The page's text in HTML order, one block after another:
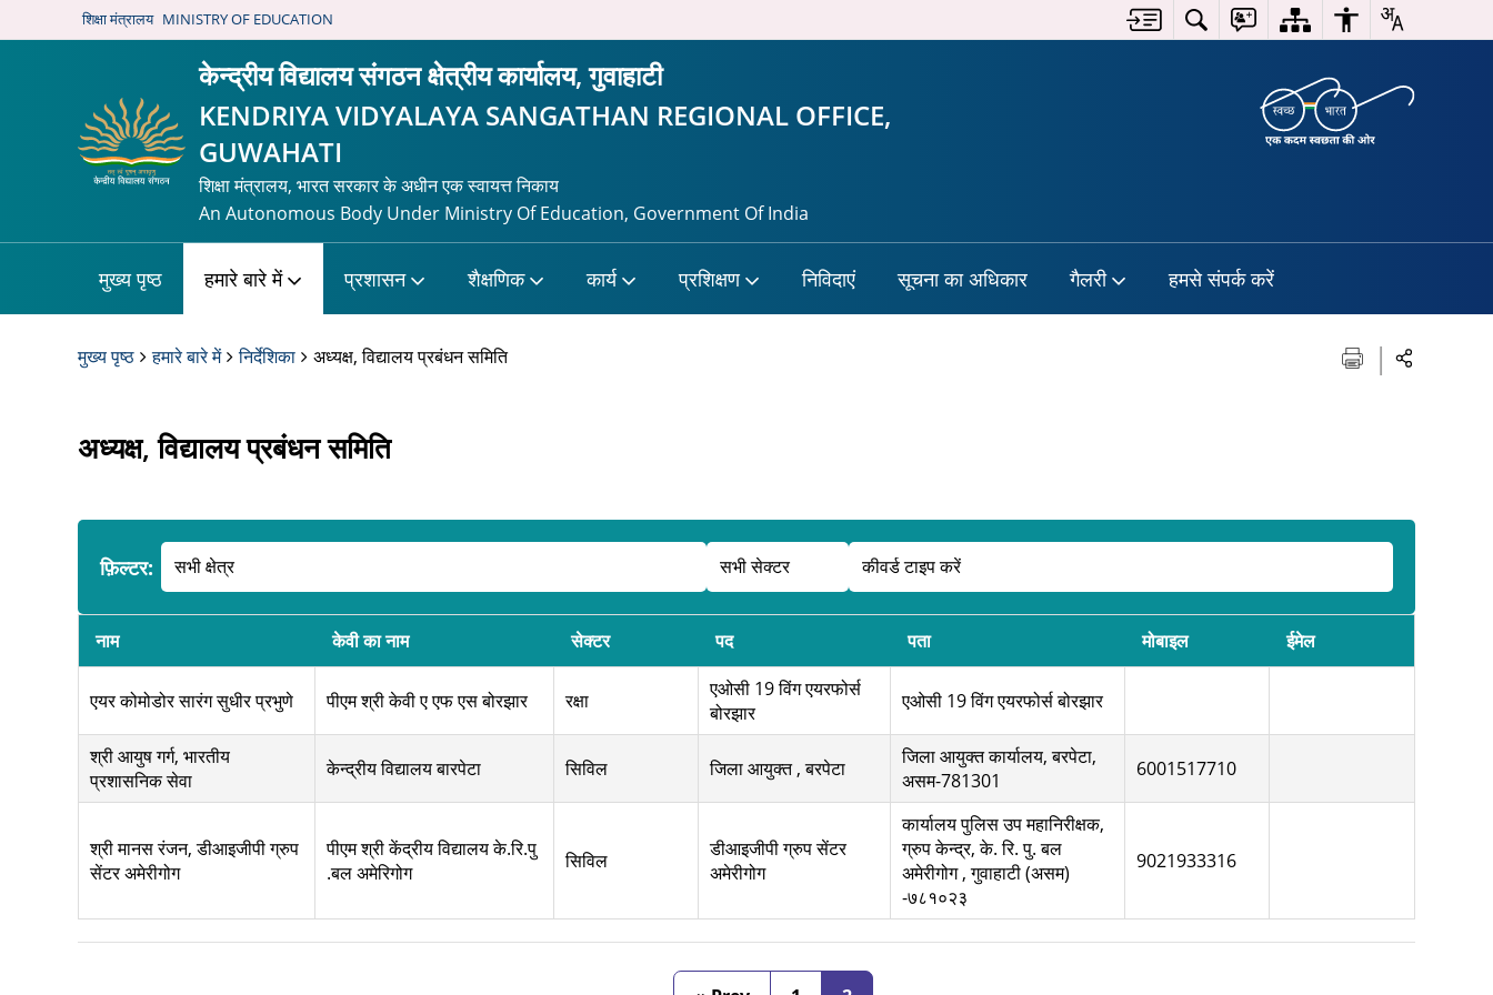
शिक्षा मंत्रालय MINISTRY OF EDUCATION
केन्द्रीय विद्यालय संगठन क्षेत्रीय कार्यालय, गुवाहाटी
KENDRIYA VIDYALAYA SANGATHAN REGIONAL OFFICE,
GUWAHATI
शिक्षा मंत्रालय, भारत सरकार के अधीन एक स्वायत्त निकाय
An Autonomous Body Under Ministry Of Education, Government Of India
मुख्य पृष्ठ हमारे बारे में प्रशासन शैक्षणिक कार्य प्रशिक्षण निविदाएं सूचना का अधिकार गैलरी हमसे संपर्क करें
मुख्य पृष्ठ हमारे बारे में निर्देशिका अध्यक्ष, विद्यालय प्रबंधन समिति
अध्यक्ष, विद्यालय प्रबंधन समिति
फ़िल्टर:
नाम केवी का नाम सेक्टर पद पता मोबाइल ईमेल
एयर कोमोडोर सारंग सुधीर प्रभुणे पीएम श्री केवी ए एफ एस बोरझार रक्षा
एओसी 19 विंग एयरफोर्स
बोरझार
एओसी 19 विंग एयरफोर्स बोरझार
श्री आयुष गर्ग, भारतीय
प्रशासनिक सेवा
केन्द्रीय विद्यालय बारपेटा सिविल जिला आयुक्त , बरपेटा
जिला आयुक्त कार्यालय, बरपेटा,
असम-781301
6001517710
श्री मानस रंजन, डीआइजीपी ग्रुप
सेंटर अमेरीगोग
पीएम श्री केंद्रीय विद्यालय के.रि.पु
.बल अमेरिगोग
सिविल
डीआइजीपी ग्रुप सेंटर
अमेरीगोग
कार्यालय पुलिस उप महानिरीक्षक,
ग्रुप केन्द्र, के. रि. पु. बल
अमेरीगोग , गुवाहाटी (असम)
-७८१०२३
9021933316